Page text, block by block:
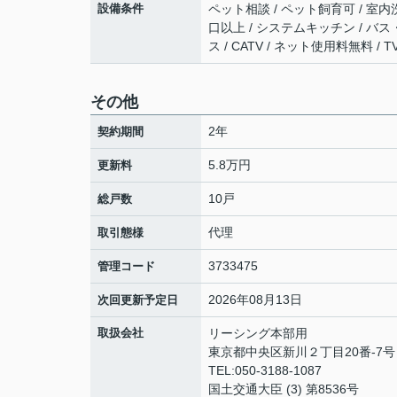
設備条件
ペット相談 / ペット飼育可 / 室
口以上 / システムキッチン / バ
ス / CATV / ネット使用料無料 /
その他
契約期間 2年
更新料 5.8万円
総戸数 10戸
取引態様 代理
管理コード 3733475
次回更新予定日 2026年08月13日
取扱会社
リーシング本部用
東京都中央区新川２丁目20番-7
TEL:050-3188-1087
国土交通大臣 (3) 第8536号